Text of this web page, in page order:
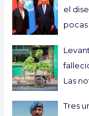
el
Las
Tres